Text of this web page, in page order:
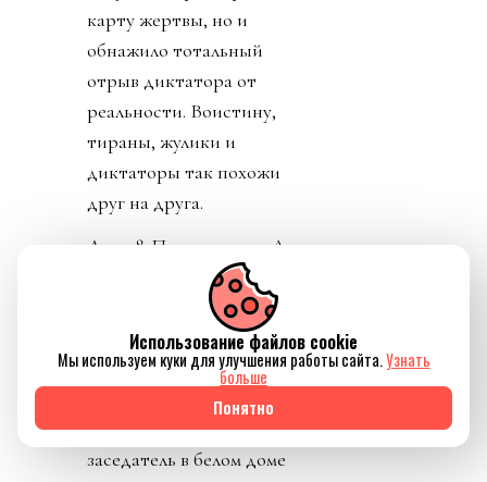
карту жертвы, но и
обнажило тотальный
отрыв диктатора от
реальности. Воистину,
тираны, жулики и
диктаторы так похожи
друг на друга.
День 8. Понедельник. А
«папочка» лысого из
ФИФА? А он не
отвечает на звонки. А на
пресс-конференции
заседатель в белом доме
Использование файлов cookie
Мы используем куки для улучшения работы сайта.Узнать
больше
Понятно